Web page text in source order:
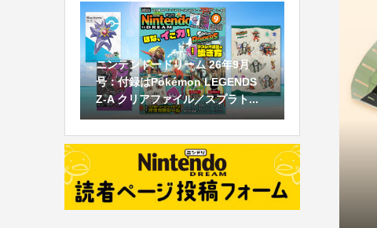
ニンテンドードリーム 26年9月
号：付録はPokémon LEGENDS
Z-A クリアファイル／スプラト...